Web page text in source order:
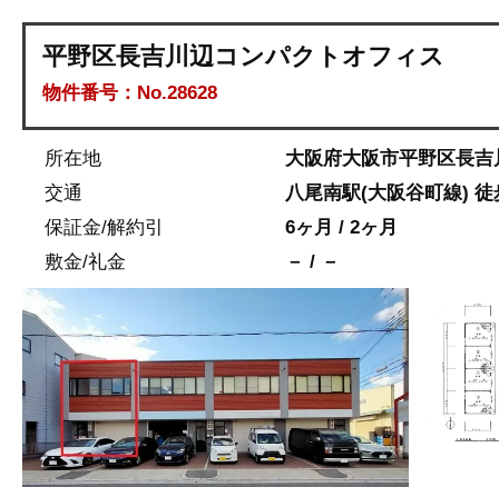
平野区長吉川辺コンパクトオフィス
物件番号：No.28628
所在地
大阪府大阪市平野区長吉
交通
八尾南駅(大阪谷町線) 徒
保証金/解約引
6ヶ月 / 2ヶ月
敷金/礼金
－ / －